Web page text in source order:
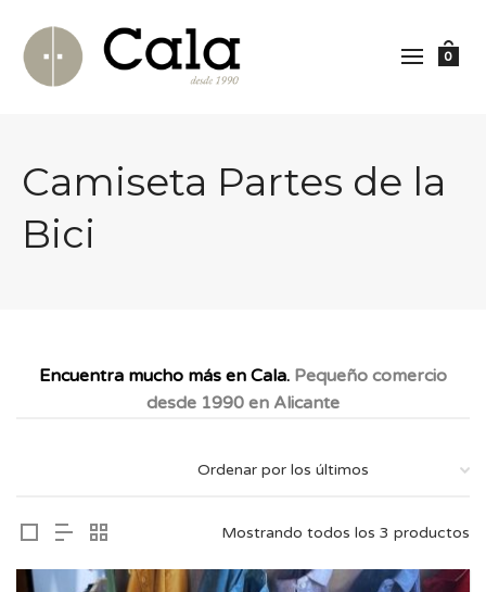
0
Camiseta Partes de la
Bici
Encuentra mucho más en Cala. Pequeño comercio
desde 1990 en Alicante
Mostrando todos los 3 productos